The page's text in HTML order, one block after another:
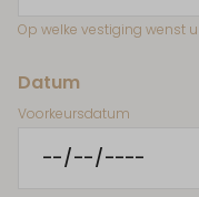
Op welke vestiging wenst
Datum
Voorkeursdatum